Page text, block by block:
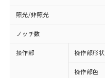
照光/非照光
ノッチ数
操作部 操作部形状
操作部色